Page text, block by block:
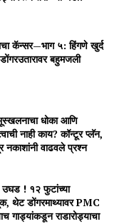
कॅन्सर—भाग ५: हिंगणे खुर्द
बहुमजली
धोका आणि
नाही काय? कॉन्टूर प्लॅन,
नकाशांनी वाढवले प्रश्न
उघड ! १२ फुटांच्या
थेट डोंगरमाथ्यावर PMC
गाड्यांकडून राडारोड्याचा